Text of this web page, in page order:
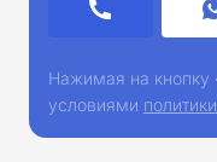
Нажимая на кнопку
условиями